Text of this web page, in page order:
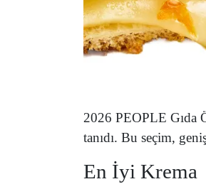
2026 PEOPLE Gıda
tanıdı. Bu seçim,
En İyi Krema